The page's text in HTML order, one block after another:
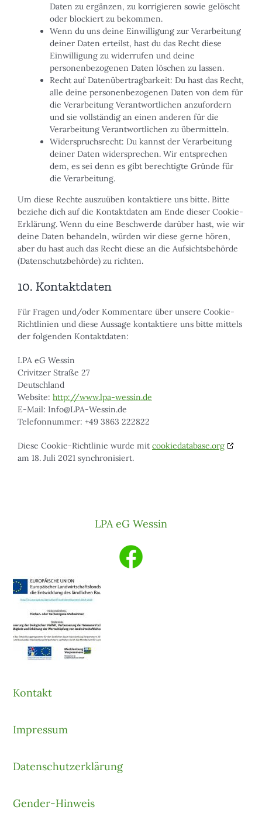
Daten zu ergänzen, zu korrigieren sowie gelöscht
oder blockiert zu bekommen.
Wenn du uns deine Einwilligung zur Verarbeitung
deiner Daten erteilst, hast du das Recht diese
Einwilligung zu widerrufen und deine
personenbezogenen Daten löschen zu lassen.
Recht auf Datenübertragbarkeit: Du hast das Recht,
alle deine personenbezogenen Daten von dem für
die Verarbeitung Verantwortlichen anzufordern
und sie vollständig an einen anderen für die
Verarbeitung Verantwortlichen zu übermitteln.
Widerspruchsrecht: Du kannst der Verarbeitung
deiner Daten widersprechen. Wir entsprechen
dem, es sei denn es gibt berechtigte Gründe für
die Verarbeitung.
Um diese Rechte auszuüben kontaktiere uns bitte. Bitte
beziehe dich auf die Kontaktdaten am Ende dieser Cookie-
Erklärung. Wenn du eine Beschwerde darüber hast, wie wir
deine Daten behandeln, würden wir diese gerne hören,
aber du hast auch das Recht diese an die Aufsichtsbehörde
(Datenschutzbehörde) zu richten.
10. Kontaktdaten
Für Fragen und/oder Kommentare über unsere Cookie-
Richtlinien und diese Aussage kontaktiere uns bitte mittels
der folgenden Kontaktdaten:
LPA eG Wessin
Crivitzer Straße 27
Deutschland
Website: http://www.lpa-wessin.de
E-Mail: Info@LPA-Wessin.de
Telefonnummer: +49 3863 222822
Diese Cookie-Richtlinie wurde mit cookiedatabase.org
am 18. Juli 2021 synchronisiert.
LPA eG Wessin
Kontakt
Impressum
Datenschutzerklärung
Gender-Hinweis